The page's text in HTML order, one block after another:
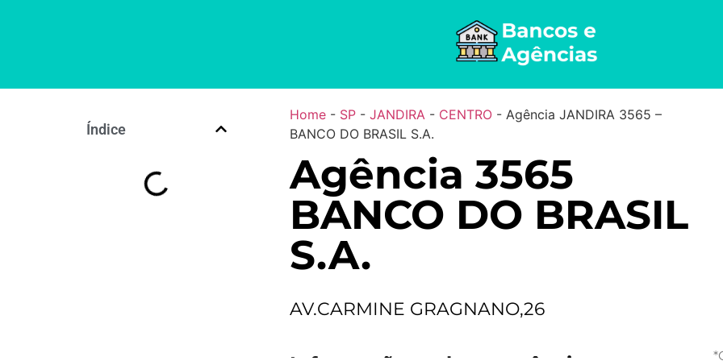
Índice
Home- SP- JANDIRA - CENTRO- Agência JANDIRA 3565 –
BANCO DO BRASIL S.A.
Agência 3565
BANCO DO BRASIL
S.A.
AV.CARMINE GRAGNANO,26